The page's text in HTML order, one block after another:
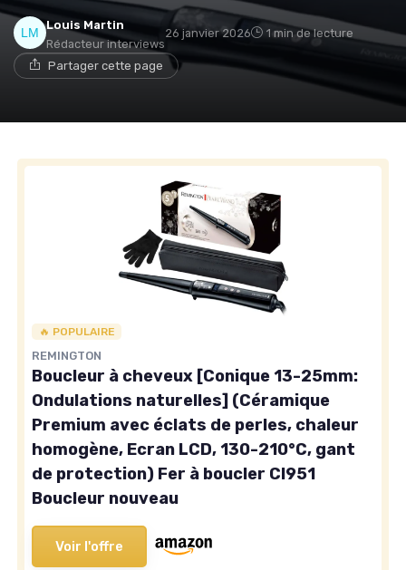
Louis Martin
Rédacteur interviews
26 janvier 2026 1 min de lecture
Partager cette page
🔥 POPULAIRE
REMINGTON
Boucleur à cheveux [Conique 13-25mm:
Ondulations naturelles] (Céramique
Premium avec éclats de perles, chaleur
homogène, Ecran LCD, 130-210°C, gant
de protection) Fer à boucler CI951
Boucleur nouveau
Voir l'offre